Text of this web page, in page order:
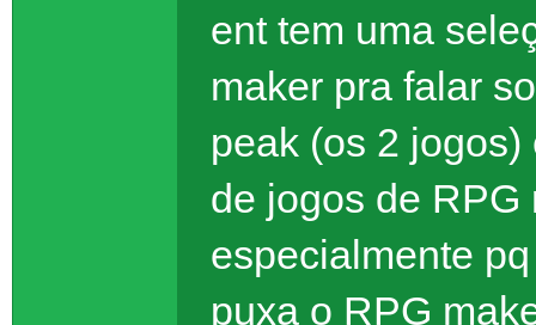
ent tem uma
maker pra falar
peak (os 2
de jogos de RPG
especialmente
puxa o RPG